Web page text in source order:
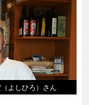
よしひろ）さん